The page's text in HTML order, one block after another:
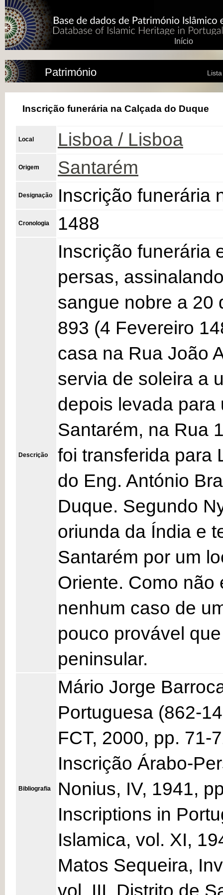
Início
Património
Inscrição funerária na Calçada do Duque
Local Lisboa / Lisboa
Origem Santarém
Designação Inscrição funerária
Cronologia 1488
Descrição
Inscrição funerária
persas,
sangue nobre a 20
893 (4 Fevereiro
casa na Rua João
servia de soleira a
depois levada para
Santarém, na Rua
foi transferida para
do Eng. António
Duque. Segundo
oriunda da Índia e
Santarém por um
Oriente. Como não
nenhum caso de
pouco provável
peninsular.
Bibliografia
Mário Jorge
Portuguesa (862-
FCT, 2000, pp. 71-
Inscrição Árabo-
Nonius, IV, 1941,
Inscriptions in
Islamica, vol. XI,
Matos Sequeira,
vol. III, Distrito de